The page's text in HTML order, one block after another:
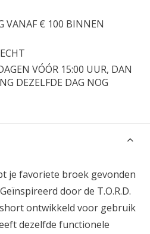
VANAF € 100 BINNEN
VÓÓR 15:00 UUR, DAN
DEZELFDE DAG NOG
je favoriete broek gevonden
door de T.O.R.D.
short ontwikkeld voor gebruik
dezelfde functionele